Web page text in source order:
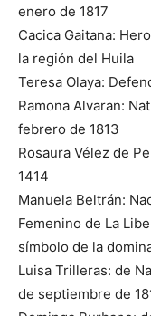
enero de 1817
Cacica Gaitana:
la región del Huila
Teresa Olaya:
Ramona Alvaran:
febrero de 1813
Rosaura Vélez de
1414
Manuela Beltrán:
Femenino de La
símbolo de la
Luisa Trilleras: de
de septiembre de